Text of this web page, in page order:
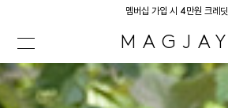
멤버십 가입 시 4만원 크레딧
MAGJAY